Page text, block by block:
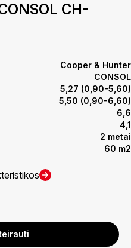
CH-
Cooper & Hunter
CONSOL
5,27 (0,90-5,60)
5,50 (0,90-6,60)
6,6
4,1
2 metai
60 m2